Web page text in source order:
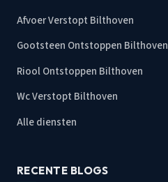
Afvoer Verstopt Bilthoven
Gootsteen Ontstoppen Bilthoven
Riool Ontstoppen Bilthoven
Wc Verstopt Bilthoven
Alle diensten
RECENTE BLOGS